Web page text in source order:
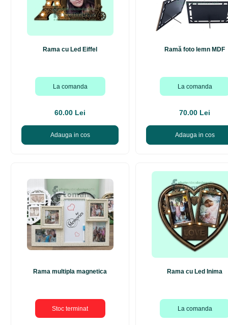
Rama cu Led Eiffel
La comanda
60.00 Lei
Adauga in cos
Ramă foto lemn MDF
La comanda
70.00 Lei
Adauga in cos
Rama multipla magnetica
Stoc terminat
Rama cu Led Inima
La comanda